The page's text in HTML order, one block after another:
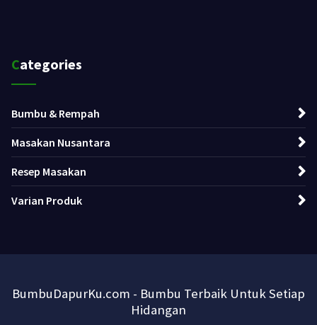
Categories
Bumbu & Rempah
Masakan Nusantara
Resep Masakan
Varian Produk
BumbuDapurKu.com - Bumbu Terbaik Untuk Setiap
Hidangan